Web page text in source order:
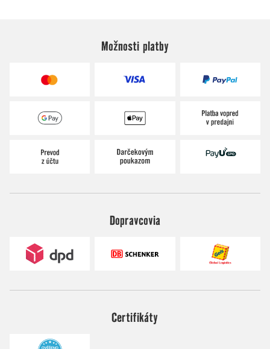
Možnosti platby
Dopravcovia
Certifikáty